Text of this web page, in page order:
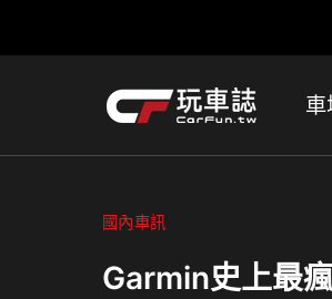
國內車訊
Garmin史上最